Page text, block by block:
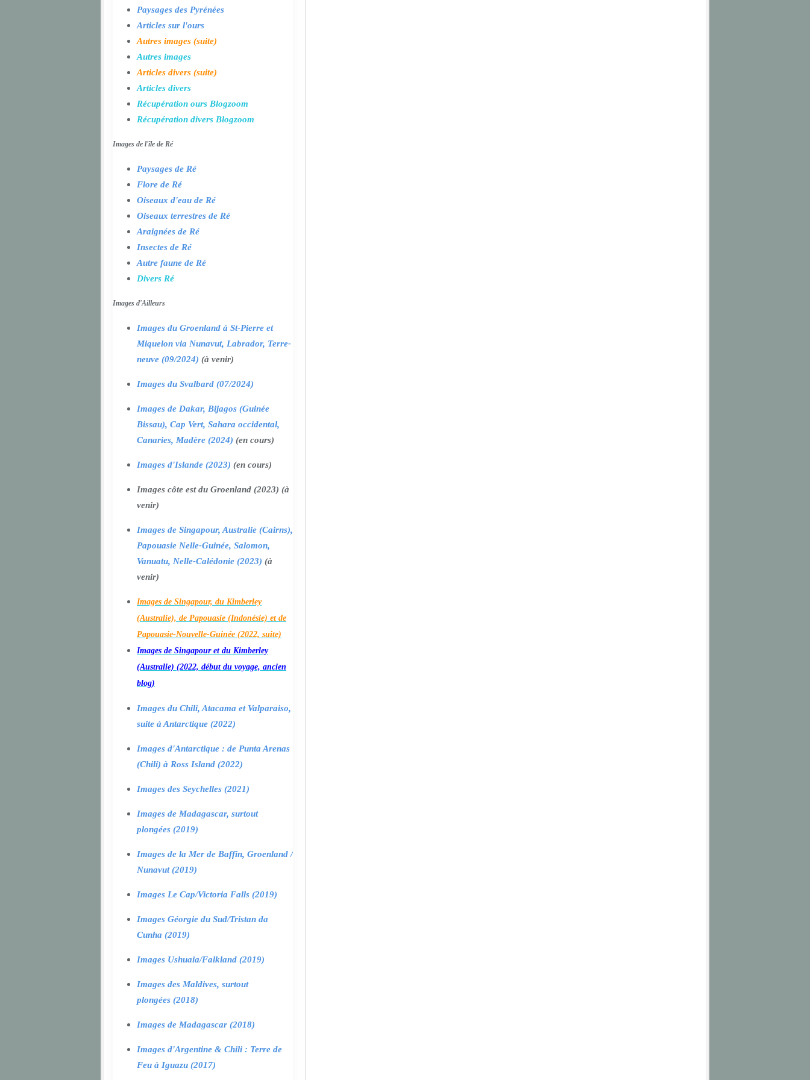
Paysages des Pyrénées
Articles sur l'ours
Autres images (suite)
Autres images
Articles divers (suite)
Articles divers
Récupération ours Blogzoom
Récupération divers Blogzoom
Images de l'île de Ré
Paysages de Ré
Flore de Ré
Oiseaux d'eau de Ré
Oiseaux terrestres de Ré
Araignées de Ré
Insectes de Ré
Autre faune de Ré
Divers Ré
Images d'Ailleurs
Images du Groenland à St-Pierre et
Miquelon via Nunavut, Labrador, Terre-
neuve (09/2024) (à venir)
Images du Svalbard (07/2024)
Images de Dakar, Bijagos (Guinée
Bissau), Cap Vert, Sahara occidental,
Canaries, Madère (2024) (en cours)
Images d'Islande (2023) (en cours)
Images côte est du Groenland (2023) (à
venir)
Images de Singapour, Australie (Cairns),
Papouasie Nelle-Guinée, Salomon,
Vanuatu, Nelle-Calédonie (2023) (à
venir)
Images de Singapour, du Kimberley
(Australie), de Papouasie (Indonésie) et de
Papouasie-Nouvelle-Guinée (2022, suite)
Images de Singapour et du Kimberley
(Australie) (2022, début du voyage, ancien
blog)
Images du Chili, Atacama et Valparaiso,
suite à Antarctique (2022)
Images d'Antarctique : de Punta Arenas
(Chili) à Ross Island (2022)
Images des Seychelles (2021)
Images de Madagascar, surtout
plongées (2019)
Images de la Mer de Baffin, Groenland /
Nunavut (2019)
Images Le Cap/Victoria Falls (2019)
Images Géorgie du Sud/Tristan da
Cunha (2019)
Images Ushuaia/Falkland (2019)
Images des Maldives, surtout
plongées (2018)
Images de Madagascar (2018)
Images d'Argentine & Chili : Terre de
Feu à Iguazu (2017)